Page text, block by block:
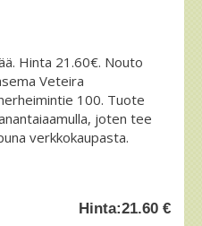
Hinta 21.60€. Nouto
Veteira
100. Tuote
joten tee
verkkokaupasta.
Hinta:21.60 €